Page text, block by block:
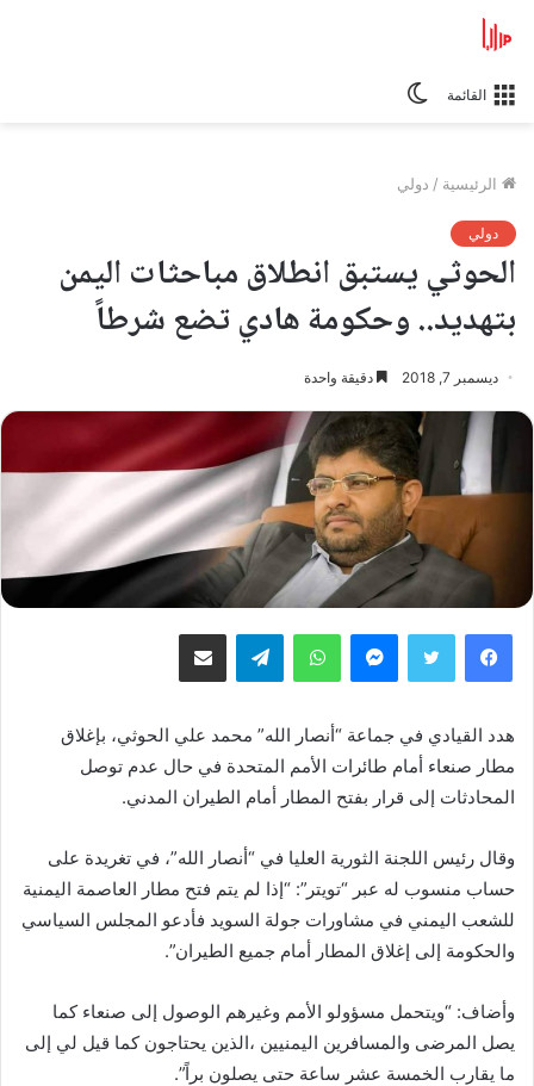
القائمة
الرئيسية / دولي
دولي
الحوثي يستبق انطلاق مباحثات اليمن
بتهديد.. وحكومة هادي تضع شرطاً
ديسمبر 7, 2018 دقيقة واحدة
فيسبوك تويتر ماسنجر واتساب تيلقرام مشاركة عبر البريد
هدد القيادي في جماعة “أنصار الله” محمد علي الحوثي، بإغلاق
مطار صنعاء أمام طائرات الأمم المتحدة في حال عدم توصل
المحادثات إلى قرار بفتح المطار أمام الطيران المدني.
وقال رئيس اللجنة الثورية العليا في “أنصار الله”، في تغريدة على
حساب منسوب له عبر “تويتر”: “إذا لم يتم فتح مطار العاصمة اليمنية
للشعب اليمني في مشاورات جولة السويد فأدعو المجلس السياسي
والحكومة إلى إغلاق المطار أمام جميع الطيران”.
وأضاف: “ويتحمل مسؤولو الأمم وغيرهم الوصول إلى صنعاء كما
يصل المرضى والمسافرين اليمنيين ،الذين يحتاجون كما قيل لي إلى
ما يقارب الخمسة عشر ساعة حتى يصلون براً”.